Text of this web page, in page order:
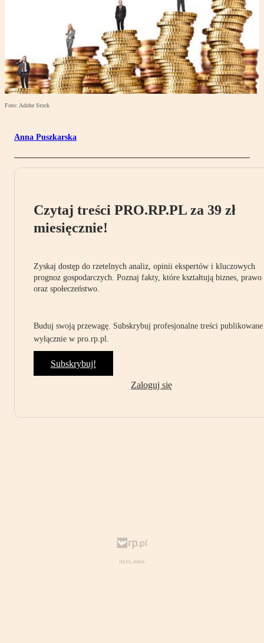
Foto: Adobe Stock
Anna Puszkarska
Czytaj treści PRO.RP.PL za 39 zł
miesięcznie!
Zyskaj dostęp do rzetelnych analiz, opinii ekspertów i kluczowych
prognoz gospodarczych. Poznaj fakty, które kształtują biznes, prawo
oraz społeczeństwo.
Buduj swoją przewagę. Subskrybuj profesjonalne treści publikowane
wyłącznie w pro.rp.pl.
Subskrybuj!
Zaloguj się